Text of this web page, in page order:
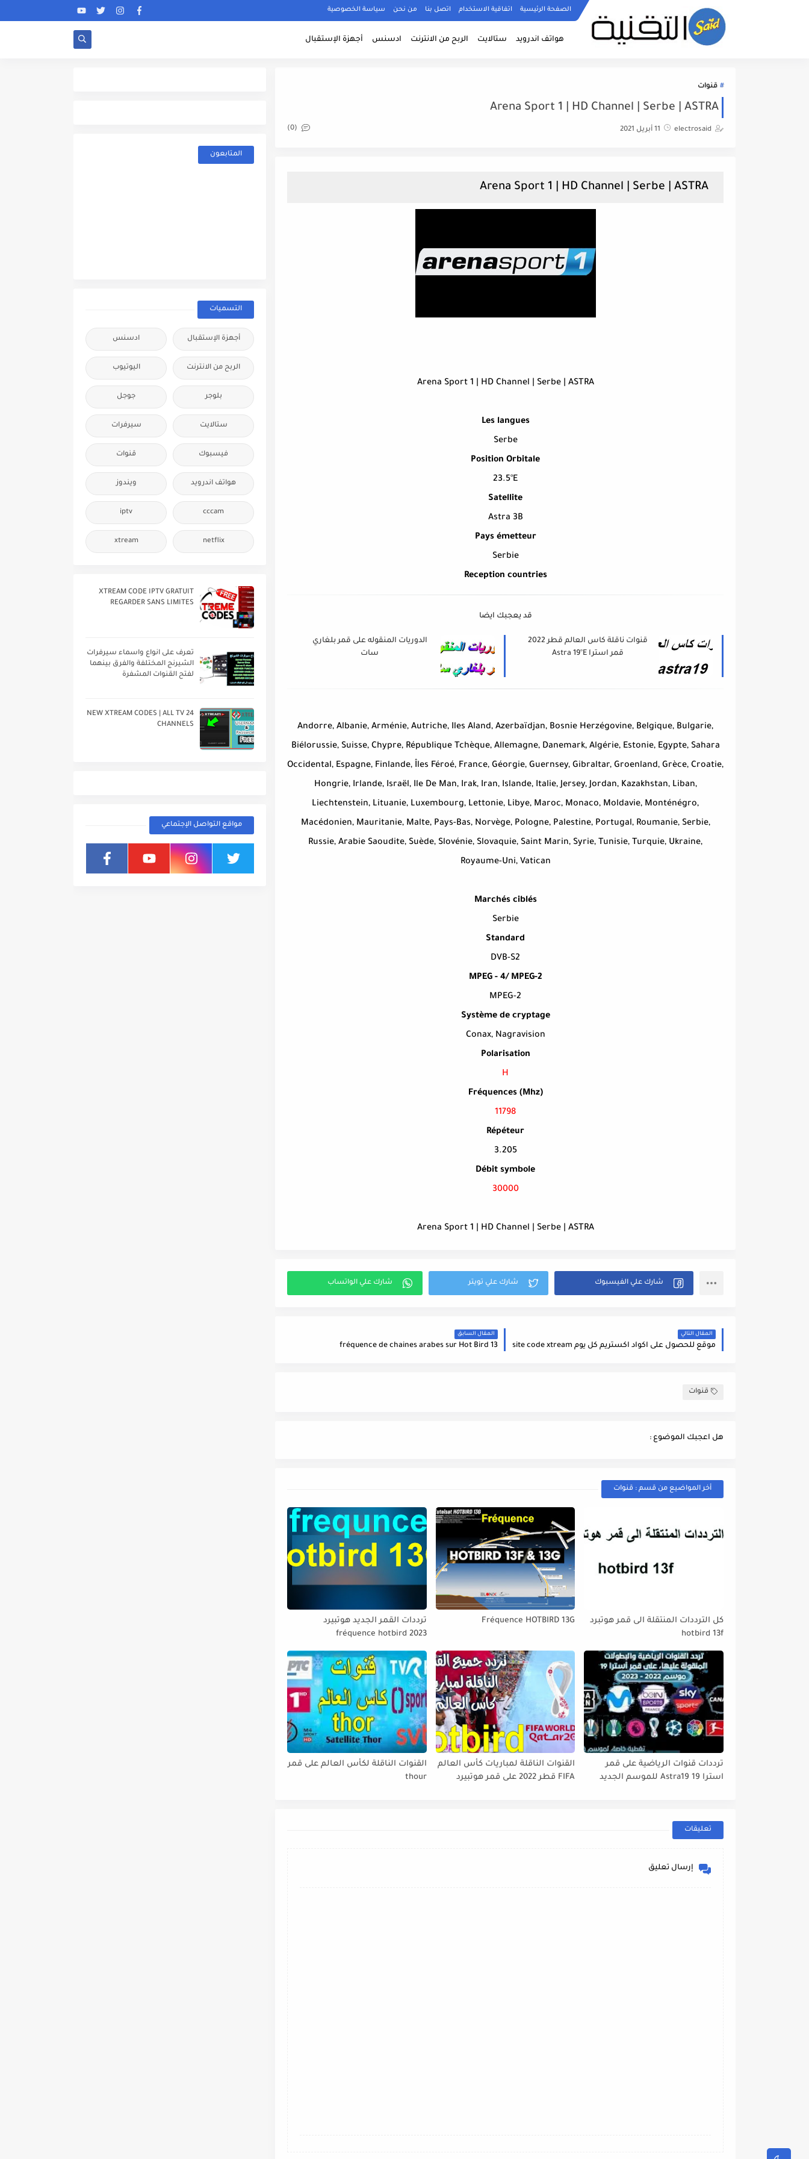
الصفحة الرئيسية اتفاقية الاستخدام اتصل بنا من نحن سياسة الخصوصية
هواتف اندرويد ستالايت الربح من الانترنت ادسنس أجهزة الإستقبال
قنوات
Arena Sport 1 | HD Channel | Serbe | ASTRA
electrosaid 11 أبريل 2021 (0)
Arena Sport 1 | HD Channel | Serbe | ASTRA
Les langues
Serbe
Position Orbitale
23.5°E
Satellite
Astra 3B
Pays émetteur
Serbie
Reception countries
قد يعجبك ايضا
قنوات ناقلة كاس العالم قطر 2022
قمر استرا Astra 19°E
الدوريات المنقوله على قمر بلغاري
سات
Andorre, Albanie, Arménie, Autriche, Iles Aland, Azerbaïdjan, Bosnie Herzégovine, Belgique, Bulgarie,
Biélorussie, Suisse, Chypre, République Tchèque, Allemagne, Danemark, Algérie, Estonie, Egypte, Sahara
Occidental, Espagne, Finlande, Îles Féroé, France, Géorgie, Guernsey, Gibraltar, Groenland, Grèce, Croatie,
Hongrie, Irlande, Israël, Ile De Man, Irak, Iran, Islande, Italie, Jersey, Jordan, Kazakhstan, Liban,
Liechtenstein, Lituanie, Luxembourg, Lettonie, Libye, Maroc, Monaco, Moldavie, Monténégro,
Macédonien, Mauritanie, Malte, Pays-Bas, Norvège, Pologne, Palestine, Portugal, Roumanie, Serbie,
Russie, Arabie Saoudite, Suède, Slovénie, Slovaquie, Saint Marin, Syrie, Tunisie, Turquie, Ukraine,
Royaume-Uni, Vatican
Marchés ciblés
Serbie
Standard
DVB-S2
MPEG - 4/ MPEG-2
MPEG-2
Système de cryptage
Conax, Nagravision
Polarisation
H
Fréquences (Mhz)
11798
Répéteur
3.205
Débit symbole
30000
Arena Sport 1 | HD Channel | Serbe | ASTRA
المقال التالي
موقع للحصول على اكواد اكستريم كل يوم site code xtream
المقال السابق
fréquence de chaines arabes sur Hot Bird 13
قنوات
هل اعجبك الموضوع :
أخر المواضيع من قسم : قنوات
كل الترددات المنتقلة الى قمر هوتبرد
hotbird 13f
Fréquence HOTBIRD 13G
ترددات القمر الجديد هوتبيرد
fréquence hotbird 2023
ترددات قنوات الرياضية على قمر
استرا 19 Astra19 للموسم الجديد
القنوات الناقلة لمباريات كأس العالم
FIFA قطر 2022 على قمر هوتبيرد
القنوات الناقلة لكأس العالم على قمر
thour
تعليقات
إرسال تعليق
المتابعون
التسميات
أجهزة الإستقبال ادسنس
الربح من الانترنت اليوتيوب
بلوجر جوجل
ستالايت سيرفرات
فيسبوك قنوات
هواتف اندرويد ويندوز
cccam
iptv
netflix
xtream
XTREAM CODE IPTV GRATUIT
REGARDER SANS LIMITES
تعرف على انواع واسماء سيرفرات
الشيرنج المختلفة والفرق بينهما
لفتح القنوات المشفرة
24 NEW XTREAM CODES | ALL TV
CHANNELS
مواقع التواصل الإجتماعي